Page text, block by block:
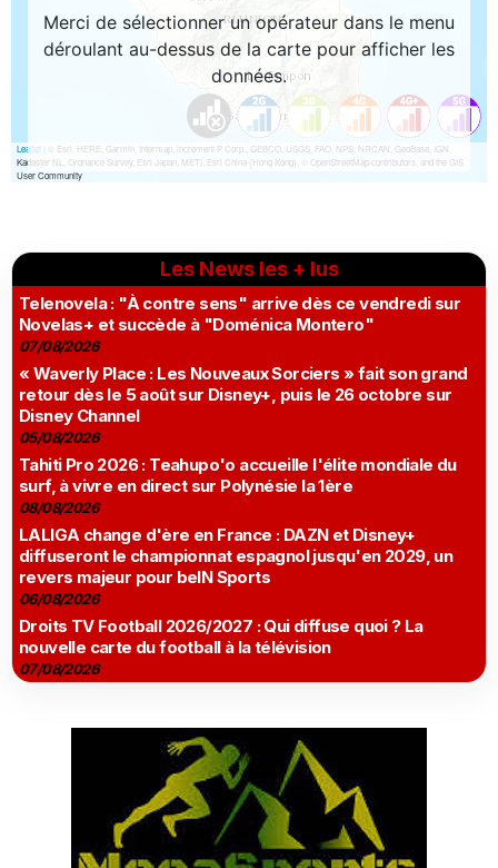
Les News les + lus
Telenovela : "À contre sens" arrive dès ce vendredi sur
Novelas+ et succède à "Doménica Montero"
07/08/2026
« Waverly Place : Les Nouveaux Sorciers » fait son grand
retour dès le 5 août sur Disney+, puis le 26 octobre sur
Disney Channel
05/08/2026
Tahiti Pro 2026 : Teahupo'o accueille l'élite mondiale du
surf, à vivre en direct sur Polynésie la 1ère
08/08/2026
LALIGA change d'ère en France : DAZN et Disney+
diffuseront le championnat espagnol jusqu'en 2029, un
revers majeur pour beIN Sports
06/08/2026
Droits TV Football 2026/2027 : Qui diffuse quoi ? La
nouvelle carte du football à la télévision
07/08/2026